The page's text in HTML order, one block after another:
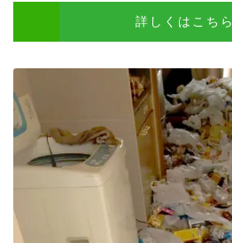
詳しくはこちら